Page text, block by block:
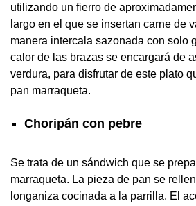
utilizando un fierro de
largo en el que se insertan carne de
manera intercala sazonada con solo
calor de las brazas se encargará de
verdura, para disfrutar de este plato
pan marraqueta.
Choripán con pebre
Se trata de un sándwich que se
marraqueta. La pieza de pan se
longaniza cocinada a la parrilla. El